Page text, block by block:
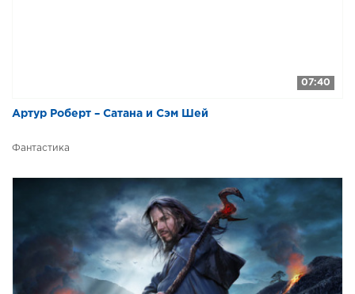
07:40
Артур Роберт – Сатана и Сэм Шей
Фантастика